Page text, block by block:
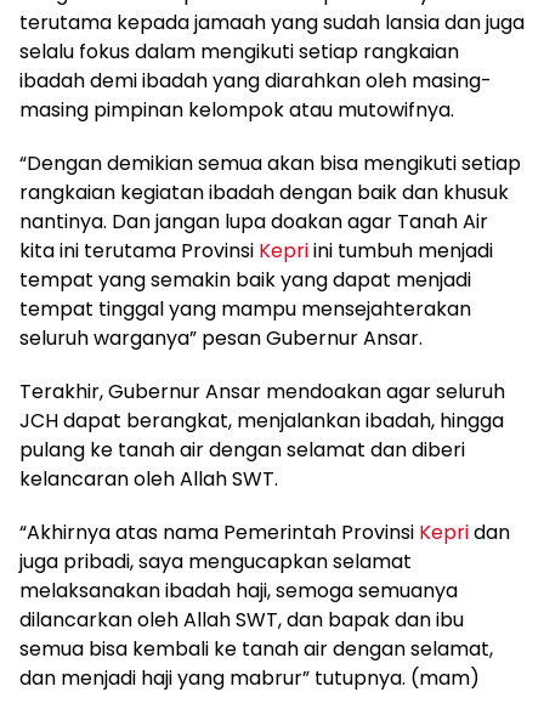
terutama kepada jamaah yang sudah lansia dan juga
selalu fokus dalam mengikuti setiap rangkaian
ibadah demi ibadah yang diarahkan oleh masing-
masing pimpinan kelompok atau mutowifnya.
“Dengan demikian semua akan bisa mengikuti setiap
rangkaian kegiatan ibadah dengan baik dan khusuk
nantinya. Dan jangan lupa doakan agar Tanah Air
kita ini terutama Provinsi Kepriini tumbuh menjadi
tempat yang semakin baik yang dapat menjadi
tempat tinggal yang mampu mensejahterakan
seluruh warganya” pesan Gubernur Ansar.
Terakhir, Gubernur Ansar mendoakan agar seluruh
JCH dapat berangkat, menjalankan ibadah, hingga
pulang ke tanah air dengan selamat dan diberi
kelancaran oleh Allah SWT.
“Akhirnya atas nama Pemerintah Provinsi Kepridan
juga pribadi, saya mengucapkan selamat
melaksanakan ibadah haji, semoga semuanya
dilancarkan oleh Allah SWT, dan bapak dan ibu
semua bisa kembali ke tanah air dengan selamat,
dan menjadi haji yang mabrur” tutupnya. (mam)